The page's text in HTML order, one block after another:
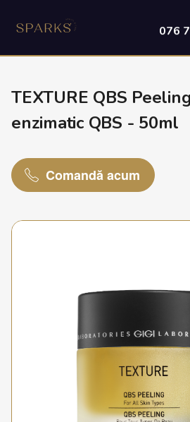
076
TEXTURE QBS
enzimatic QBS - 50ml
Comandă acum